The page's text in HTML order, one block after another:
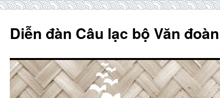
content
Diễn đàn Câu lạc bộ Văn